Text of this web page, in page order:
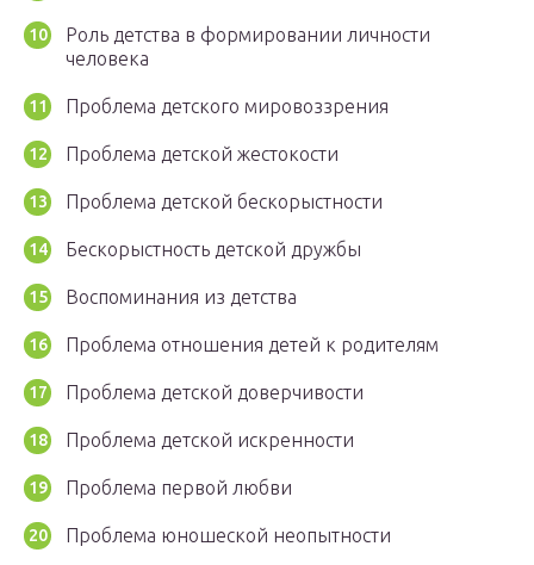
Роль детства в формировании личности
человека
Проблема детского мировоззрения
Проблема детской жестокости
Проблема детской бескорыстности
Бескорыстность детской дружбы
Воспоминания из детства
Проблема отношения детей к родителям
Проблема детской доверчивости
Проблема детской искренности
Проблема первой любви
Проблема юношеской неопытности